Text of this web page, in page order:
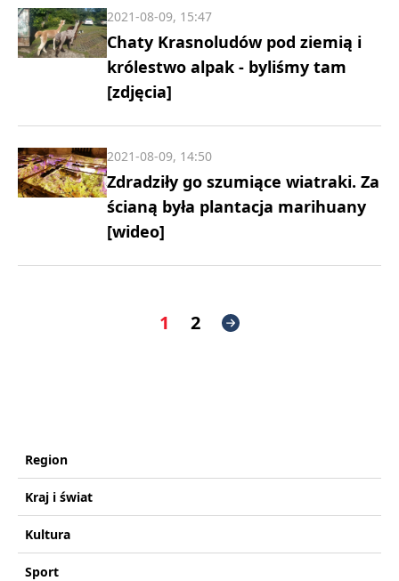
Chaty Krasnoludów pod ziemią i
królestwo alpak - byliśmy tam
[zdjęcia]
2021-08-09, 15:47
Zdradziły go szumiące wiatraki. Za
ścianą była plantacja marihuany
[wideo]
2021-08-09, 14:50
1 2
Region
Kraj i świat
Kultura
Sport